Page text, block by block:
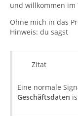
und willkommen
Ohne mich in das
Hinweis: du sagst
Zitat
Eine normale
Geschäftsdaten